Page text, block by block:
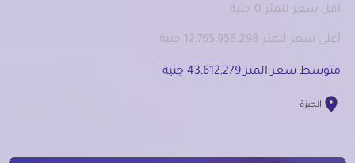
أقل سعر للمتر 0 جنية
أعلى سعر للمتر 12,765,958,298 جنية
متوسط سعر المتر 43,612,279 جنية
الجيزة